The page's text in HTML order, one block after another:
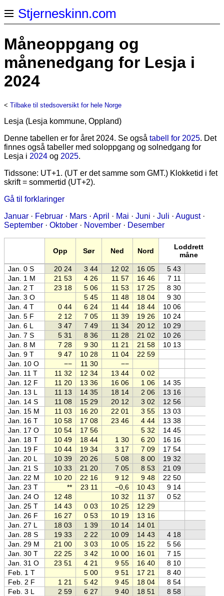
Stjerneskinn.com
Måneoppgang og
månenedgang for Lesja i
2024
< Tilbake til stedsoversikt for hele Norge
Lesja (Lesja kommune, Oppland)
Denne tabellen er for året 2024. Se også tabell for 2025. Det
finnes også tabeller med soloppgang og solnedgang for
Lesja i 2024 og 2025.
Tidssone: UT+1. (UT er det samme som GMT.) Klokketid i fet
skrift = sommertid (UT+2).
Gå til forklaringer
Januar · Februar · Mars · April · Mai · Juni · Juli · August·
September · Oktober · November · Desember
Opp Sør Ned Nord
Loddrett
måne
Jan. 0 S 20 24 3 44 12 02 16 05
5 43
Jan. 1 M
21 53 4 26 11 57 16 46
7 11
Jan. 2 T
23 18 5 06 11 53 17 25
8 30
Jan. 3 O
5 45 11 48 18 04
9 30
Jan. 4 T
0 44 6 24 11 44 18 44
10 06
Jan. 5 F
2 12 7 05 11 39 19 26
10 24
Jan. 6 L
3 47 7 49 11 34 20 12
10 29
Jan. 7 S
5 31 8 36 11 28 21 02
10 26
Jan. 8 M
7 28 9 30 11 21 21 58
10 13
Jan. 9 T
9 47 10 28 11 04
22 59
Jan. 10 O
−− 11 30
−−
Jan. 11 T
11 32 12 34 13 44
0 02
Jan. 12 F
11 20 13 36 16 06 1 06
14 35
Jan. 13 L
11 13 14 35 18 14 2 06
13 16
Jan. 14 S
11 08 15 29 20 12 3 02
12 56
Jan. 15 M
11 03 16 20 22 01 3 55
13 03
Jan. 16 T
10 58 17 08 23 46 4 44
13 38
Jan. 17 O
10 54 17 56 5 32
14 45
Jan. 18 T
10 49 18 44 1 30 6 20
16 16
Jan. 19 F
10 44 19 34 3 17 7 09
17 54
Jan. 20 L
10 39 20 26 5 08 8 00
19 32
Jan. 21 S
10 33 21 20 7 05 8 53
21 09
Jan. 22 M
10 20 22 16 9 12 9 48
22 50
Jan. 23 T
** 23 11 −0,6 10 43
9 14
Jan. 24 O
12 48 10 32 11 37
0 52
Jan. 25 T
14 43 0 03 10 25
12 29
Jan. 26 F
16 27 0 53 10 19
13 16
Jan. 27 L
18 03 1 39 10 14
14 01
Jan. 28 S
19 33 2 22 10 09 14 43
4 18
Jan. 29 M
21 00 3 03 10 05 15 22
5 56
Jan. 30 T
22 25 3 42 10 00 16 01
7 15
Jan. 31 O
23 51 4 21 9 55 16 40
8 10
Feb. 1 T
5 00 9 51 17 21
8 40
Feb. 2 F
1 21 5 42 9 45 18 04
8 54
Feb. 3 L
2 59 6 27 9 40 18 51
8 58